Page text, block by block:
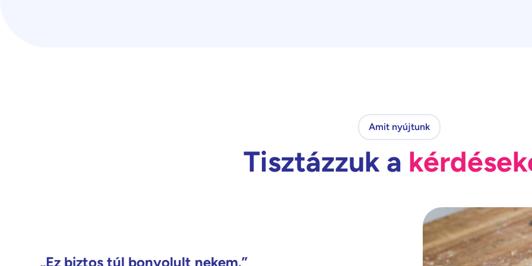
Amit nyújtunk
Tisztázzuk a
„Ez biztos túl bonyolult nekem.”